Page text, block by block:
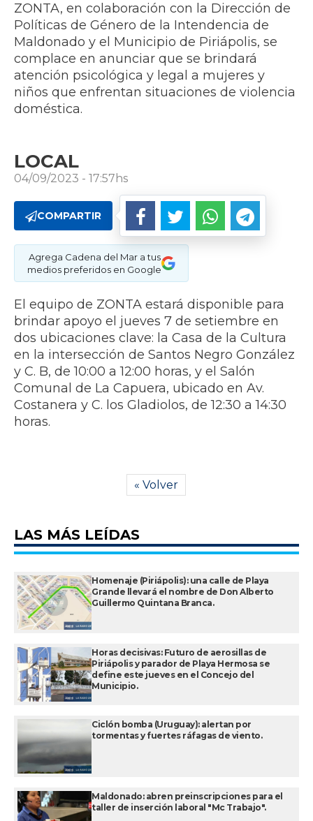
ZONTA, en colaboración con la Dirección de
Políticas de Género de la Intendencia de
Maldonado y el Municipio de Piriápolis, se
complace en anunciar que se brindará
atención psicológica y legal a mujeres y
niños que enfrentan situaciones de violencia
doméstica.
LOCAL
04/09/2023 - 17:57hs
COMPARTIR
Agrega Cadena del Mar a tus
medios preferidos en Google
El equipo de ZONTA estará disponible para
brindar apoyo el jueves 7 de setiembre en
dos ubicaciones clave: la Casa de la Cultura
en la intersección de Santos Negro González
y C. B, de 10:00 a 12:00 horas, y el Salón
Comunal de La Capuera, ubicado en Av.
Costanera y C. los Gladiolos, de 12:30 a 14:30
horas.
« Volver
LAS MÁS LEÍDAS
Homenaje (Piriápolis): una calle de Playa
Grande llevará el nombre de Don Alberto
Guillermo Quintana Branca.
Horas decisivas: Futuro de aerosillas de
Piriápolis y parador de Playa Hermosa se
define este jueves en el Concejo del
Municipio.
Ciclón bomba (Uruguay): alertan por
tormentas y fuertes ráfagas de viento.
Maldonado: abren preinscripciones para el
taller de inserción laboral "Mc Trabajo".